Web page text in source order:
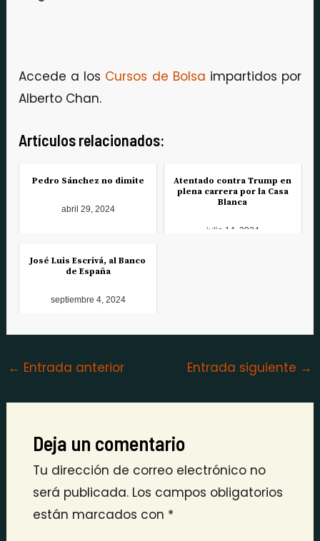
Accede a los Cursos de Bolsa impartidos por
Alberto Chan.
Artículos relacionados:
Pedro Sánchez no dimite
abril 29, 2024
Atentado contra Trump en
plena carrera por la Casa
Blanca
julio 14, 2024
José Luis Escrivá, al Banco
de España
septiembre 4, 2024
← Entrada anterior Entrada siguiente →
Deja un comentario
Tu dirección de correo electrónico no
será publicada. Los campos obligatorios
están marcados con *